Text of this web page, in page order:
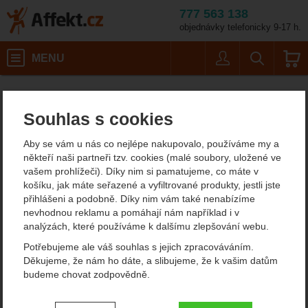
Souhlas s cookies
Aby se vám u nás co nejlépe nakupovalo, používáme my a
někteří naši partneři tzv. cookies (malé soubory, uložené ve
vašem prohlížeči). Díky nim si pamatujeme, co máte v
košíku, jak máte seřazené a vyfiltrované produkty, jestli jste
přihlášeni a podobně. Díky nim vám také nenabízíme
nevhodnou reklamu a pomáhají nám například i v
analýzách, které používáme k dalšímu zlepšování webu.
Potřebujeme ale váš souhlas s jejich zpracováváním.
Děkujeme, že nám ho dáte, a slibujeme, že k vašim datům
budeme chovat zodpovědně.
Nastavení souhlasů s kategoriemi
777 563 138
objednávky telefonicky 9-17 h.
MENU
Toko Eco
Toko Eco Down Wash 250
ml
doporučujeme!
Fotografie